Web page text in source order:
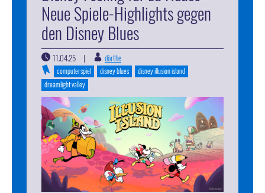
Neue Spiele-Highlights gegen
den Disney Blues
11.04.25 | dörthe
computerspiel disney blues
disney illusion island
dreamlight valley